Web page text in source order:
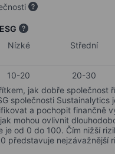
Nízké Střední
10-20 20-30
jak dobře společnost
společnosti Sustainalytics
a pochopit finančně
mohou ovlivnit
je od 0 do 100. Čím nižší
představuje nejzávažnější